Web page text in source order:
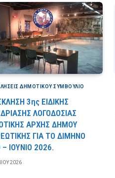
ΔΗΜΟΤΙΚΟΎ ΣΥΜΒΟΎΛΙΟ
3ης ΕΙΔΙΚΗΣ
ΛΟΓΟΔΟΣΙΑΣ
ΑΡΧΗΣ ΔΗΜΟΥ
ΓΙΑ ΤΟ ΔΙΜΗΝΟ
ΙΟΥΝΙΟ 2026.
2026